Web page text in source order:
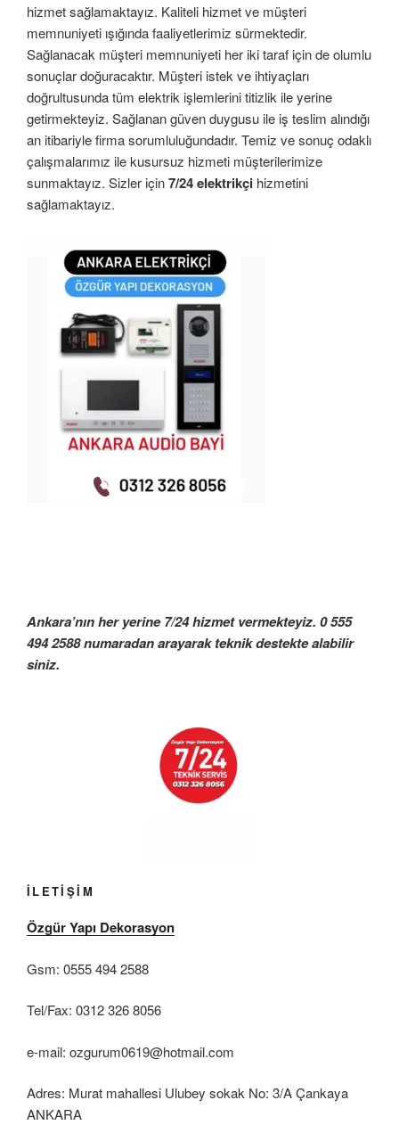
hizmet sağlamaktayız. Kaliteli hizmet ve müşteri
memnuniyeti ışığında faaliyetlerimiz sürmektedir.
Sağlanacak müşteri memnuniyeti her iki taraf için de olumlu
sonuçlar doğuracaktır. Müşteri istek ve ihtiyaçları
doğrultusunda tüm elektrik işlemlerini titizlik ile yerine
getirmekteyiz. Sağlanan güven duygusu ile iş teslim alındığı
an itibariyle firma sorumluluğundadır. Temiz ve sonuç odaklı
çalışmalarımız ile kusursuz hizmeti müşterilerimize
sunmaktayız. Sizler için7/24 elektrikçi hizmetini
sağlamaktayız.
Ankara’nın her yerine 7/24 hizmet vermekteyiz. 0 555
494 2588 numaradan arayarak teknik destekte alabilir
siniz.
İLETİŞİM
Özgür Yapı Dekorasyon
Gsm: 0555 494 2588
Tel/Fax: 0312 326 8056
e-mail: ozgurum0619@hotmail.com
Adres: Murat mahallesi Ulubey sokak No: 3/A Çankaya
ANKARA